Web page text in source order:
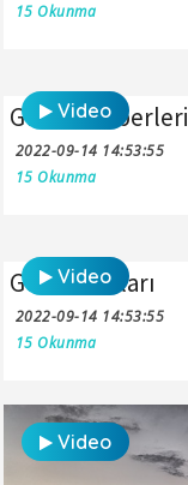
15 Okunma
Video
Günün Haberleri
2022-09-14 14:53:55
15 Okunma
Video
Gezi Videoları
2022-09-14 14:53:55
15 Okunma
Video